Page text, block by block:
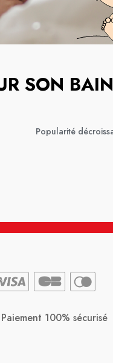
SON BAIN
Paiement 100% sécurisé